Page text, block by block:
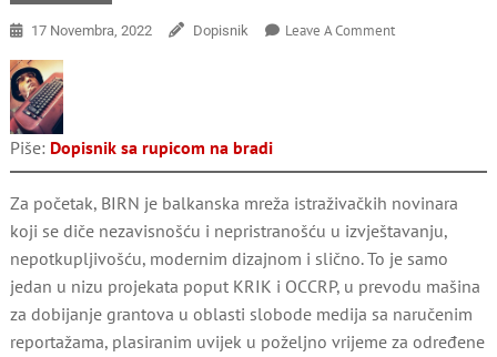
17 Novembra, 2022 Dopisnik Leave A CommentOn
Piše: Dopisnik sa rupicom na bradi
Za početak, BIRN je balkanska mreža istraživačkih novinara
koji se diče nezavisnošću i nepristranošću u izvještavanju,
nepotkupljivošću, modernim dizajnom i slično. To je samo
jedan u nizu projekata poput KRIK i OCCRP, u prevodu mašina
za dobijanje grantova u oblasti slobode medija sa naručenim
reportažama, plasiranim uvijek u poželjno vrijeme za određene